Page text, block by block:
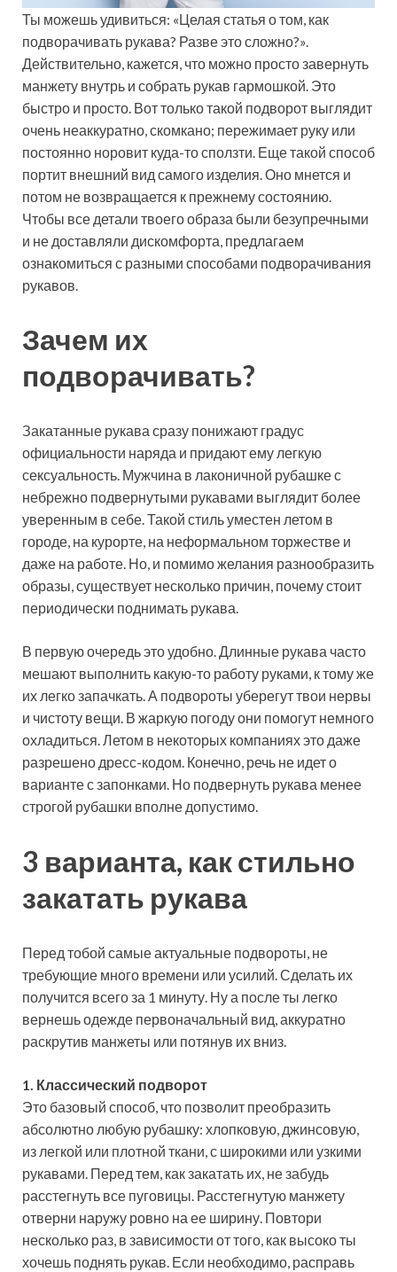
Ты можешь удивиться: «Целая статья о том, как
подворачивать рукава? Разве это сложно?».
Действительно, кажется, что можно просто завернуть
манжету внутрь и собрать рукав гармошкой. Это
быстро и просто. Вот только такой подворот выглядит
очень неаккуратно, скомкано; пережимает руку или
постоянно норовит куда-то сползти. Еще такой способ
портит внешний вид самого изделия. Оно мнется и
потом не возвращается к прежнему состоянию.
Чтобы все детали твоего образа были безупречными
и не доставляли дискомфорта, предлагаем
ознакомиться с разными способами подворачивания
рукавов.
Зачем их
подворачивать?
Закатанные рукава сразу понижают градус
официальности наряда и придают ему легкую
сексуальность. Мужчина в лаконичной рубашке с
небрежно подвернутыми рукавами выглядит более
уверенным в себе. Такой стиль уместен летом в
городе, на курорте, на неформальном торжестве и
даже на работе. Но, и помимо желания разнообразить
образы, существует несколько причин, почему стоит
периодически поднимать рукава.
В первую очередь это удобно. Длинные рукава часто
мешают выполнить какую-то работу руками, к тому же
их легко запачкать. А подвороты уберегут твои нервы
и чистоту вещи. В жаркую погоду они помогут немного
охладиться. Летом в некоторых компаниях это даже
разрешено дресс-кодом. Конечно, речь не идет о
варианте с запонками. Но подвернуть рукава менее
строгой рубашки вполне допустимо.
3 варианта, как стильно
закатать рукава
Перед тобой самые актуальные подвороты, не
требующие много времени или усилий. Сделать их
получится всего за 1 минуту. Ну а после ты легко
вернешь одежде первоначальный вид, аккуратно
раскрутив манжеты или потянув их вниз.
1. Классический подворот
Это базовый способ, что позволит преобразить
абсолютно любую рубашку: хлопковую, джинсовую,
из легкой или плотной ткани, с широкими или узкими
рукавами. Перед тем, как закатать их, не забудь
расстегнуть все пуговицы. Расстегнутую манжету
отверни наружу ровно на ее ширину. Повтори
несколько раз, в зависимости от того, как высоко ты
хочешь поднять рукав. Если необходимо, расправь